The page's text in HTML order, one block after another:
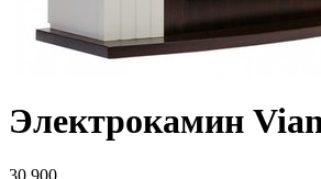
Электрокамин
30 900